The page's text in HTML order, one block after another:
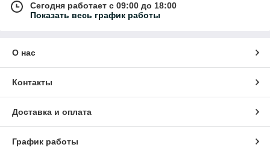
Сегодня работает с 09:00 до 18:00
Показать весь график работы
О нас
Контакты
Доставка и оплата
График работы